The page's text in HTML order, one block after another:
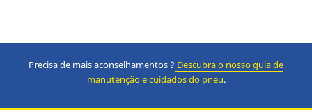
Precisa de mais aconselhamentos ? Descubra o nosso guia de
manutenção e cuidados do pneu.